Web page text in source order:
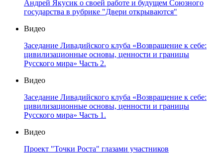
Андрей Якусик о своей работе и будущем Союзного
государства в рубрике "Двери открываются"
Видео
Заседание Ливадийского клуба «Возвращение к себе:
цивилизационные основы, ценности и границы
Русского мира» Часть 2.
Видео
Заседание Ливадийского клуба «Возвращение к себе:
цивилизационные основы, ценности и границы
Русского мира» Часть 1.
Видео
Проект "Точки Роста" глазами участников